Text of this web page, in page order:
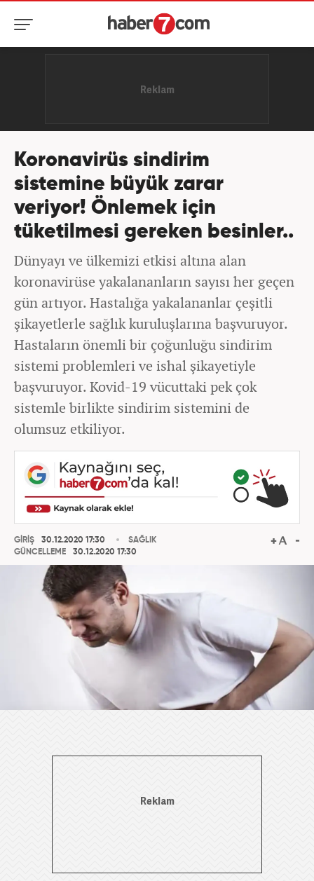
Koronavirüs sindirim
sistemine büyük zarar
veriyor! Önlemek için
tüketilmesi gereken besinler..
Dünyayı ve ülkemizi etkisi altına alan
koronavirüse yakalananların sayısı her geçen
gün artıyor. Hastalığa yakalananlar çeşitli
şikayetlerle sağlık kuruluşlarına başvuruyor.
Hastaların önemli bir çoğunluğu sindirim
sistemi problemleri ve ishal şikayetiyle
başvuruyor. Kovid-19 vücuttaki pek çok
sistemle birlikte sindirim sistemini de
olumsuz etkiliyor.
GİRİŞ
30.12.2020 17:30
GÜNCELLEME
30.12.2020 17:30
SAĞLIK